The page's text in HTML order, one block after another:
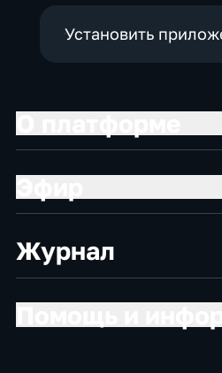
Установить
Журнал